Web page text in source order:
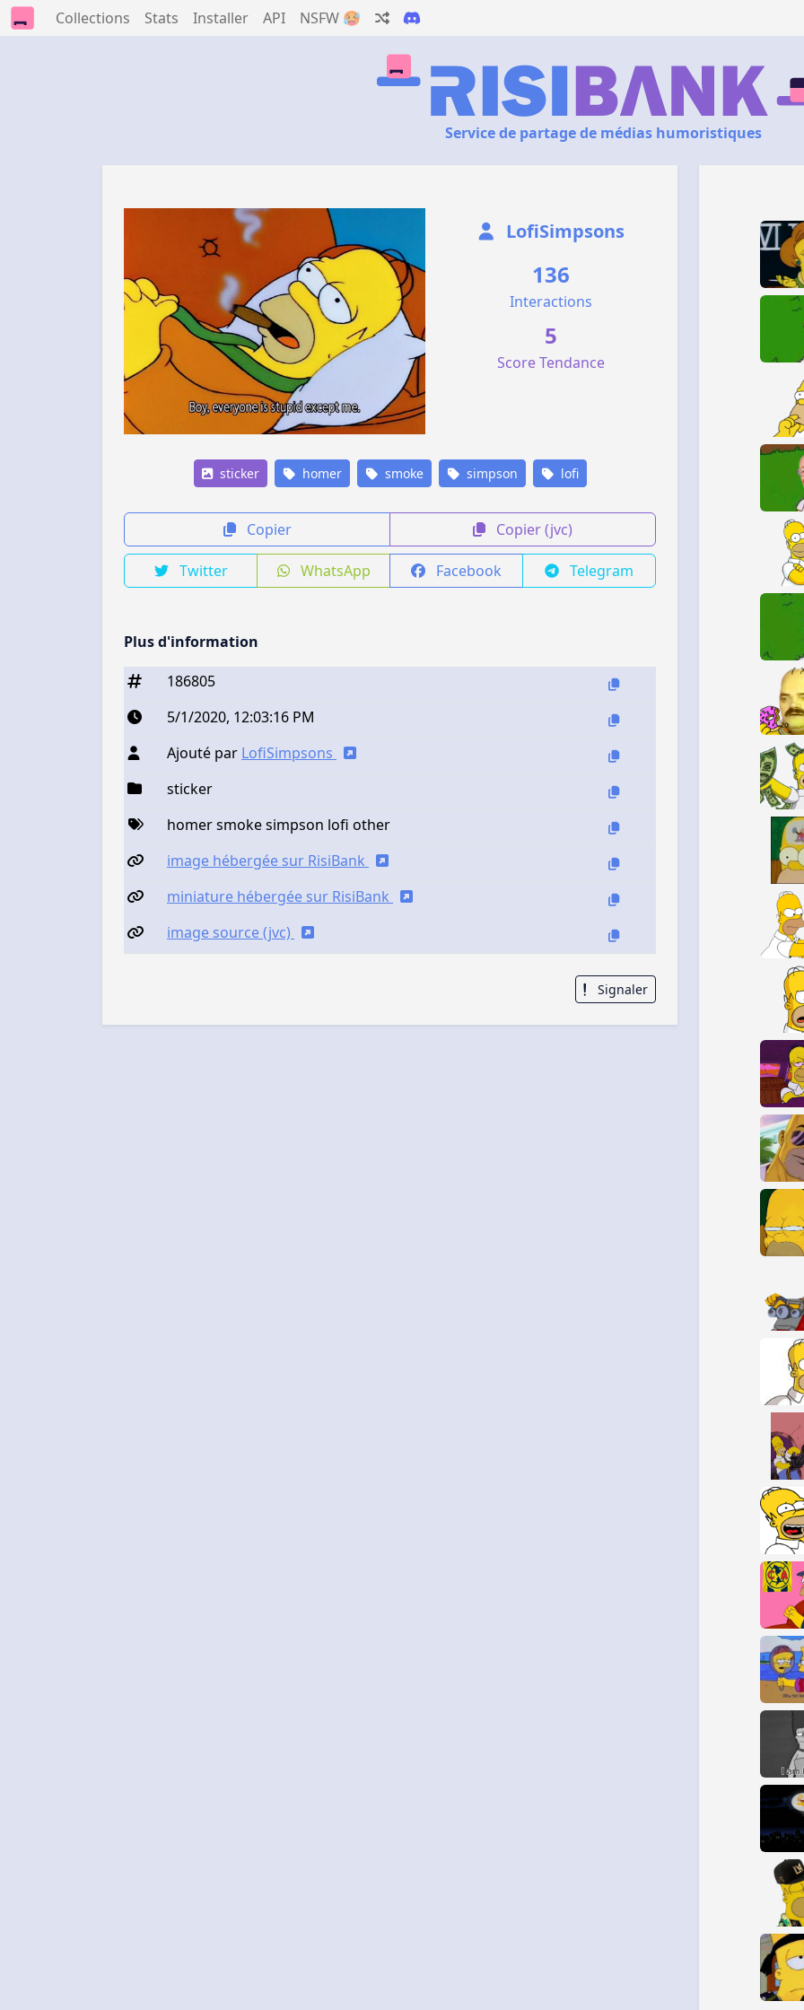
Collections Stats Installer API NSFW 🥵
Service de partage de médias humoristiques
LofiSimpsons
136
Interactions
5
Score Tendance
sticker homer smoke simpson lofi
Copier Copier (jvc)
Twitter WhatsApp Facebook Telegram
Plus d'information
186805
5/1/2020, 12:03:16 PM
Ajouté par LofiSimpsons
sticker
homer smoke simpson lofi other
image hébergée sur RisiBank
miniature hébergée sur RisiBank
image source (jvc)
Signaler